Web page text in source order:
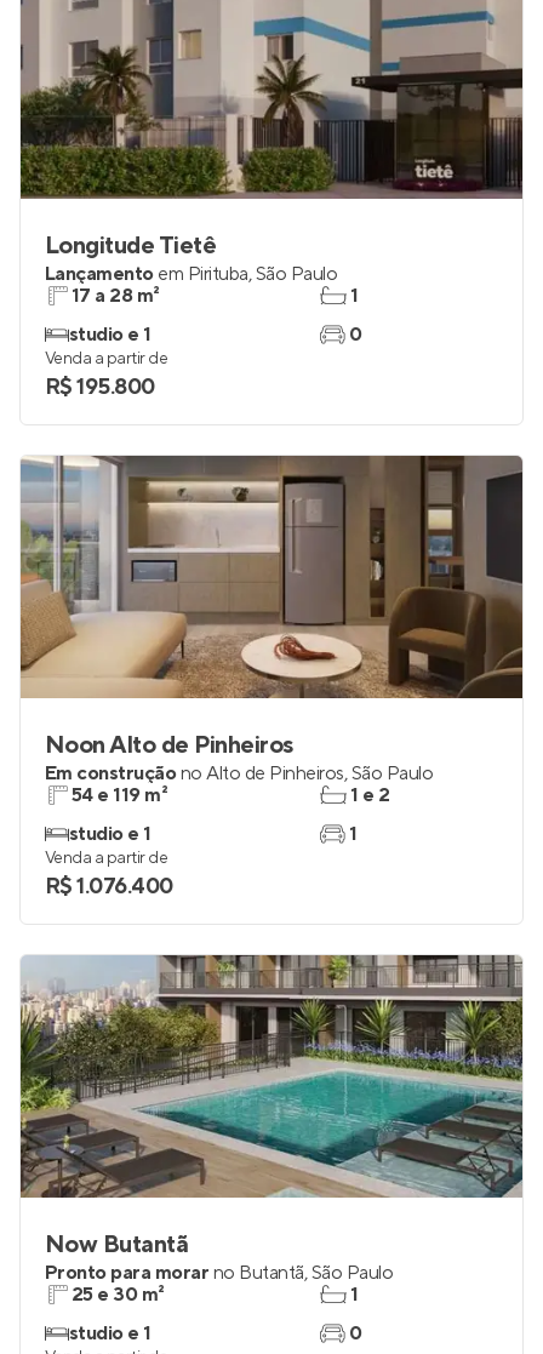
Longitude Tietê
Lançamento em Pirituba,São Paulo
17 a 28 m²
studio e 1
1
0
Venda a partir de
R$ 195.800
Noon Alto de Pinheiros
Em construçãono Alto de Pinheiros,São Paulo
54 e 119 m²
studio e 1
1 e 2
1
Venda a partir de
R$ 1.076.400
Now Butantã
Pronto para morar no Butantã,São Paulo
25 e 30 m²
studio e 1
1
0